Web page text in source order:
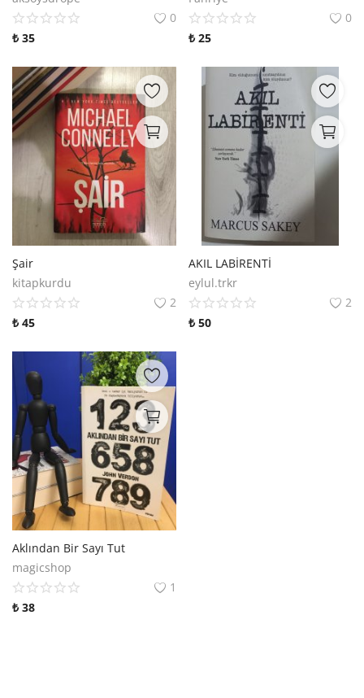
0
₺ 35
0
₺25
Şair
kitapkurdu
2
₺ 45
AKIL LABİRENTİ
eylul.trkr
2
₺50
Aklından Bir Sayı Tut
magicshop
1
₺ 38